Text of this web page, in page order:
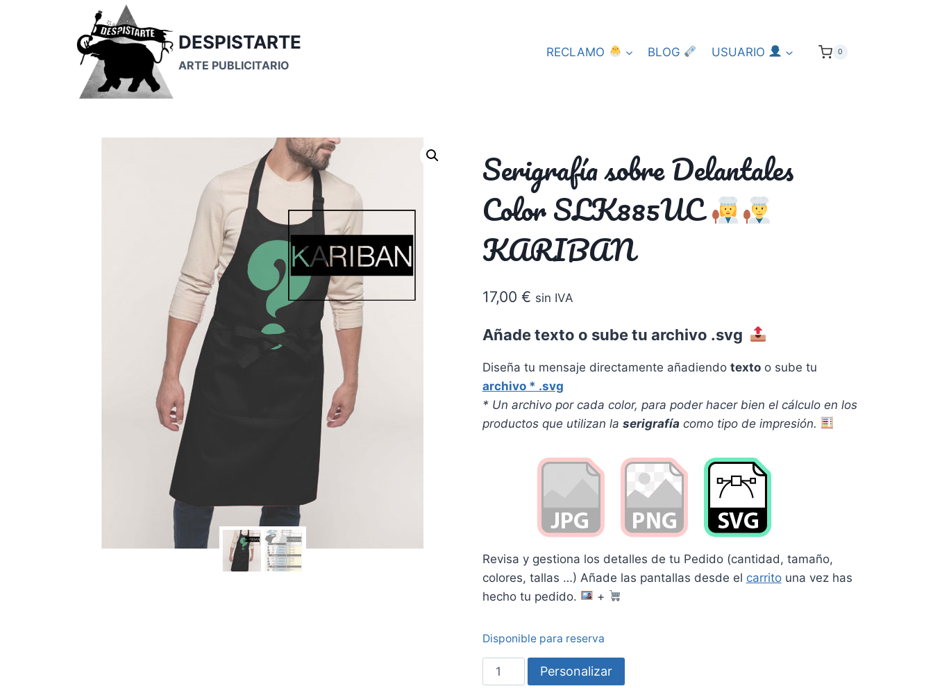
DESPISTARTE
ARTE PUBLICITARIO
RECLAMO BLOG USUARIO 0
Serigrafía sobre Delantales
Color SLK885UC
KARIBAN
17,00 € sin IVA
Añade texto o sube tu archivo .svg
Diseña tu mensaje directamente añadiendo textoo sube tu
archivo * .svg
* Un archivo por cada color, para poder hacer bien el cálculo en los
productos que utilizan la serigrafíacomo tipo de impresión.
Revisa y gestiona los detalles de tu Pedido (cantidad, tamaño,
colores, tallas …) Añade las pantallas desde el carritouna vez has
hecho tu pedido.
+
Disponible para reserva
Serigrafía
sobre
Personalizar